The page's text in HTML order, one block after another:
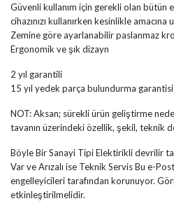
Güvenli kullanım için gerekli olan bütün
cihazınızı kullanırken kesinlikle amacına
Zemine göre ayarlanabilir paslanmaz
Ergonomik ve şık dizayn
2 yıl garantili
15 yıl yedek parça bulundurma garantisi
NOT: Aksan; sürekli ürün geliştirme
tavanın üzerindeki özellik, şekil, teknik
Böyle Bir Sanayi Tipi Elektirikli devrilir
Var ve Arızalı ise Teknik ServisBu e-
engelleyicileri tarafından korunuyor.
etkinleştirilmelidir.